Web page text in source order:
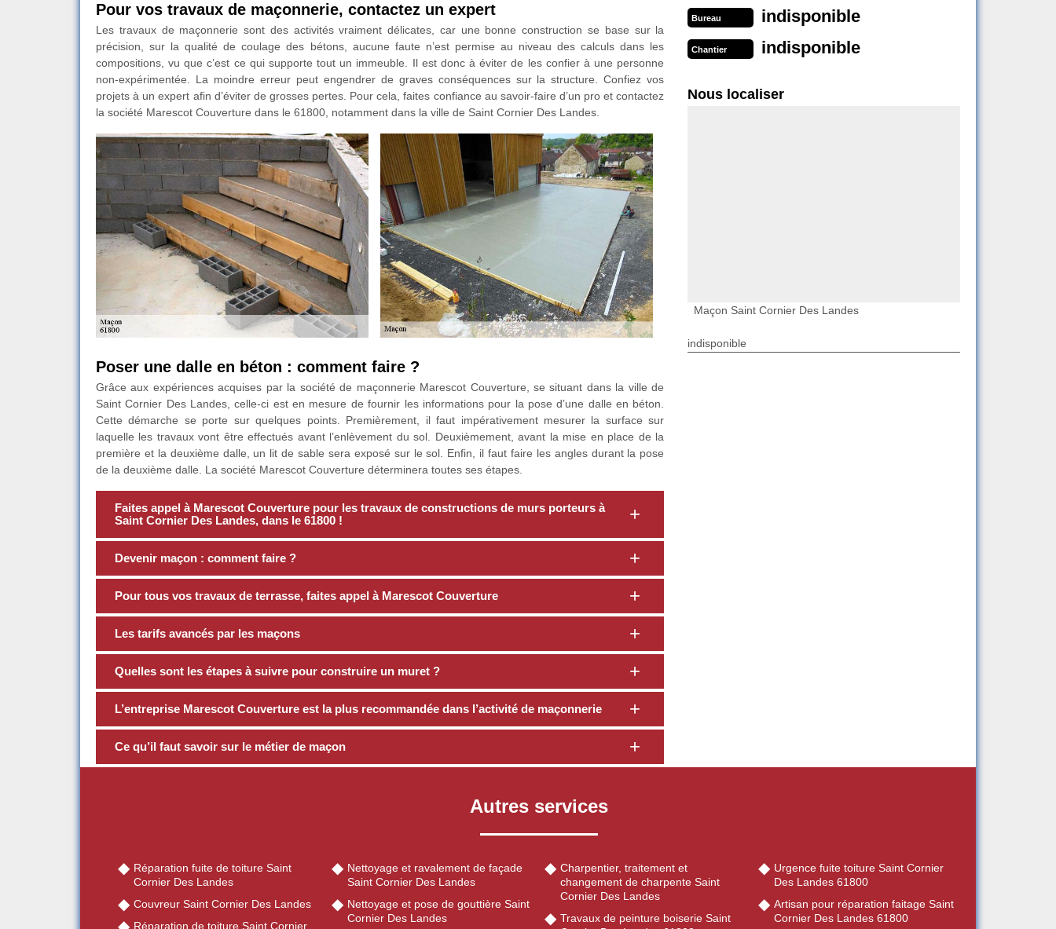
Pour vos travaux de maçonnerie, contactez un expert
Les travaux de maçonnerie sont des activités vraiment délicates, car une bonne construction se base sur la
précision, sur la qualité de coulage des bétons, aucune faute n’est permise au niveau des calculs dans les
compositions, vu que c’est ce qui supporte tout un immeuble. Il est donc à éviter de les confier à une personne
non-expérimentée. La moindre erreur peut engendrer de graves conséquences sur la structure. Confiez vos
projets à un expert afin d’éviter de grosses pertes. Pour cela, faites confiance au savoir-faire d’un pro et contactez
la société Marescot Couverture dans le 61800, notamment dans la ville de Saint Cornier Des Landes.
Poser une dalle en béton : comment faire ?
Grâce aux expériences acquises par la société de maçonnerie Marescot Couverture, se situant dans la ville de
Saint Cornier Des Landes, celle-ci est en mesure de fournir les informations pour la pose d’une dalle en béton.
Cette démarche se porte sur quelques points. Premièrement, il faut impérativement mesurer la surface sur
laquelle les travaux vont être effectués avant l’enlèvement du sol. Deuxièmement, avant la mise en place de la
première et la deuxième dalle, un lit de sable sera exposé sur le sol. Enfin, il faut faire les angles durant la pose
de la deuxième dalle. La société Marescot Couverture déterminera toutes ses étapes.
Faites appel à Marescot Couverture pour les travaux de constructions de murs porteurs à
Saint Cornier Des Landes, dans le 61800 !
Devenir maçon : comment faire ?
Pour tous vos travaux de terrasse, faites appel à Marescot Couverture
Les tarifs avancés par les maçons
Quelles sont les étapes à suivre pour construire un muret ?
L’entreprise Marescot Couverture est la plus recommandée dans l’activité de maçonnerie
Ce qu’il faut savoir sur le métier de maçon
Bureau indisponible
Chantier indisponible
Nous localiser
Maçon Saint Cornier Des Landes
indisponible
Autres services
Réparation fuite de toiture Saint
Cornier Des Landes
Couvreur Saint Cornier Des Landes
Réparation de toiture Saint Cornier
Nettoyage et ravalement de façade
Saint Cornier Des Landes
Nettoyage et pose de gouttière Saint
Cornier Des Landes
Charpentier, traitement et
changement de charpente Saint
Cornier Des Landes
Travaux de peinture boiserie Saint
Urgence fuite toiture Saint Cornier
Des Landes 61800
Artisan pour réparation faitage Saint
Cornier Des Landes 61800